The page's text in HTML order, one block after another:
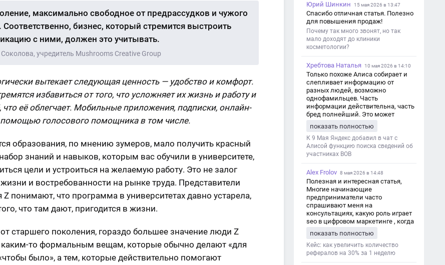
максимально свободное от предрассудков и чужого
Соответственно, бизнес, который стремится выстроить
с ними, должен это учитывать.
учредитель Mushrooms Creative Group
вытекает следующая ценность — удобство и комфорт.
избавиться от того, что усложняет их жизнь и работу и
что её облегчает. Мобильные приложения, подписки, онлайн-
помощью голосового помощника в том числе.
образования, по мнению зумеров, мало получить красный
знаний и навыков, которым вас обучили в университете,
цели и устроиться на желаемую работу. Это не залог
и востребованности на рынке труда. Представители
Z понимают, что программа в университетах давно устарела,
что там дают, пригодится в жизни.
старшего поколения, гораздо большее значение люди Z
каким-то формальным вещам, которые обычно делают «для
было», а тем, которые действительно помогают
Юрий Шинкин 15 мая 2026 в 13:47
Спасибо отличная статья. Полезно
для повышения продаж!
Почему так много звонят, но так
мало доходят до клиники
косметологии?
Хребтова Наталья 10 мая 2026 в 14:10
Только похоже Алиса собирает и
слепливает информацию от
разных людей, возможно
однофамильцев. Часть
информации действительна, часть
бред полнейший. Это может
дезинформации
показать полностью
К 9 Мая Яндекс добавил в чат с
Алисой функцию поиска сведений об
участниках ВОВ
Alex Frolov 8 мая 2026 в 14:48
Полезная и интересная статья,
Многие начинающие
предприниматели часто
спрашивают меня на
консультациях, какую роль играет
seo в цифровом маркетинге , когда
обсуждаем их проект:
https://aseotop.com/kakuyu-rol-igraet-
seo-v-czifrovom-marketinge/
показать полностью
Кейс: как увеличить количество
рефералов на 30% за 1 неделю